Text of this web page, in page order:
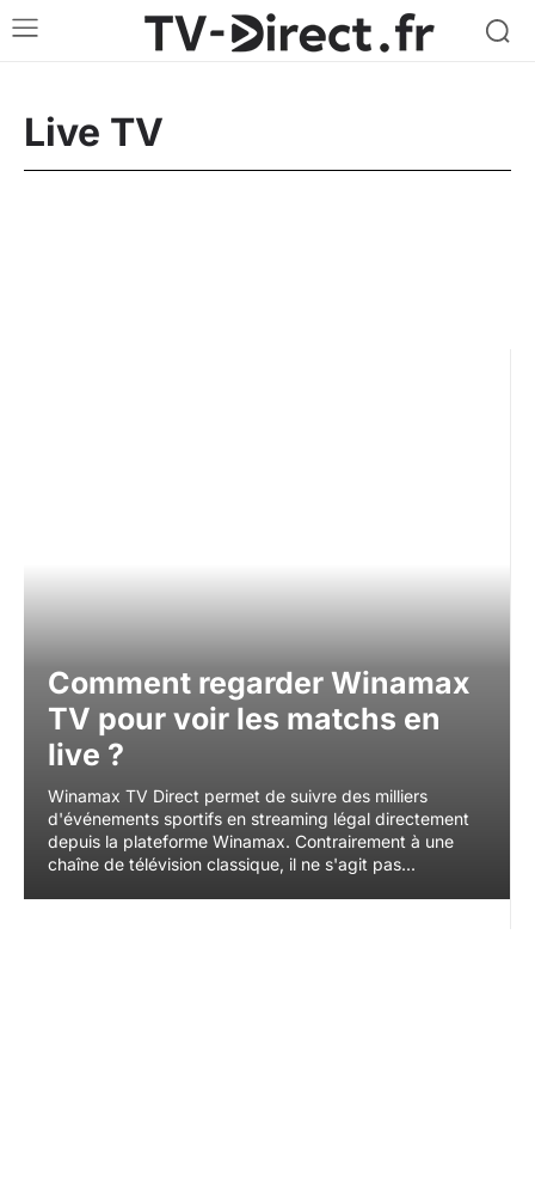
Live TV
Comment regarder Winamax
TV pour voir les matchs en
live ?
Winamax TV Direct permet de suivre des milliers
d'événements sportifs en streaming légal directement
depuis la plateforme Winamax. Contrairement à une
chaîne de télévision classique, il ne s'agit pas...